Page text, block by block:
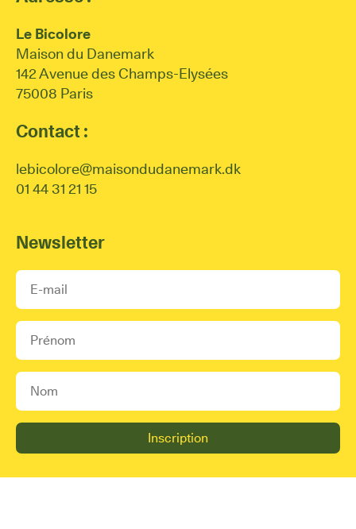
Le Bicolore
Maison du Danemark
142 Avenue des Champs-Elysées
75008 Paris
Contact :
lebicolore@maisondudanemark.dk
01 44 31 21 15
Newsletter